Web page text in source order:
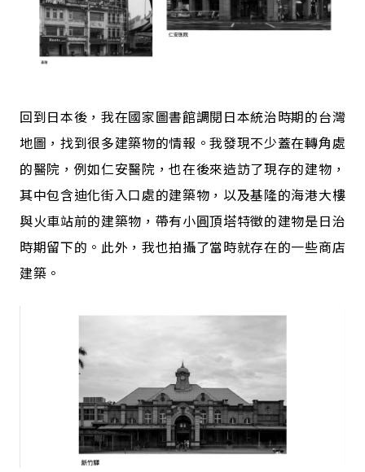
回到日本後，我在國家圖書館調閱日本統治時期的台灣
地圖，找到很多建築物的情報。我發現不少蓋在轉角處
的醫院，例如仁安醫院，也在後來造訪了現存的建物，
其中包含迪化街入口處的建築物，以及基隆的海港大樓
與火車站前的建築物，帶有小圓頂塔特徵的建物是日治
時期留下的。此外，我也拍攝了當時就存在的一些商店
建築。